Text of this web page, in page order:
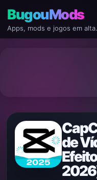
BugouMods
Apps, mods e jogos em
de